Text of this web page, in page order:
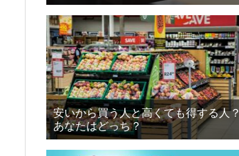
安いから買う人と高くても得する人？
あなたはどっち？